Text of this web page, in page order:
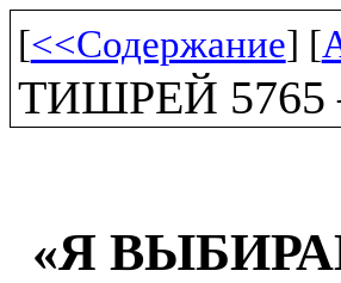
[<<Содержание] [
ТИШРЕЙ 5765
«Я